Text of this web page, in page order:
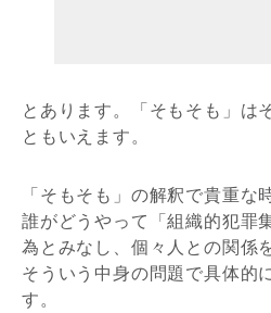
とあります。「そもそも」は
ともいえます。
「そもそも」の解釈で貴重な
誰がどうやって「組織的犯罪
為とみなし、個々人との関
そういう中身の問題で具体的
す。